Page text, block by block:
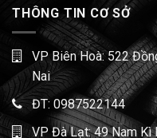
THÔNG TIN CƠ SỞ
VP Biên Hoà: 522
Nai
ĐT: 0987522144
VP Đà Lạt: 49 Nam Kì